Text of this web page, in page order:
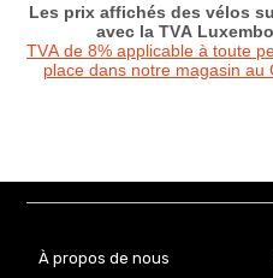
Les prix affichés des vélos
avec la TVA
TVA de 8% applicable à toute
place dans notre magasin au
À propos de nous